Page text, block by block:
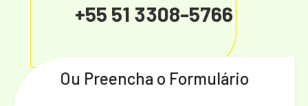
+55 51 3308-5766
Ou Preencha o Formulário